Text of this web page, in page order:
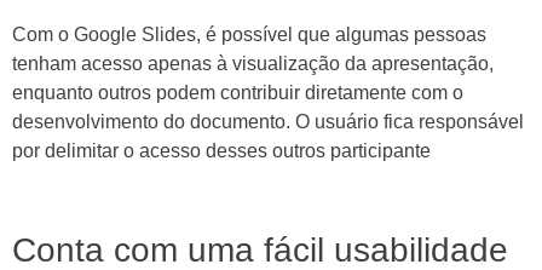
Com o Google Slides, é possível que algumas pessoas
tenham acesso apenas à visualização da apresentação,
enquanto outros podem contribuir diretamente com o
desenvolvimento do documento. O usuário fica responsável
por delimitar o acesso desses outros participante
Conta com uma fácil usabilidade